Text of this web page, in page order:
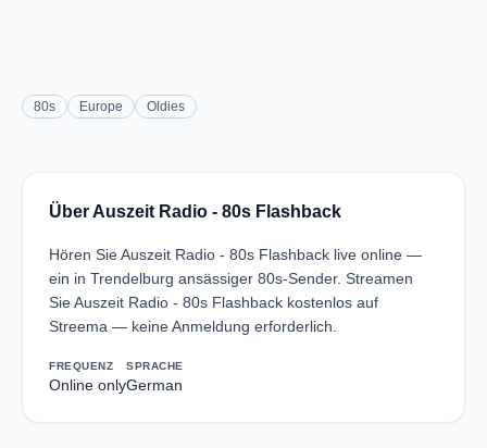
80s Europe Oldies
Über Auszeit Radio - 80s Flashback
Hören Sie Auszeit Radio - 80s Flashback live online —
ein in Trendelburg ansässiger 80s-Sender. Streamen
Sie Auszeit Radio - 80s Flashback kostenlos auf
Streema — keine Anmeldung erforderlich.
FREQUENZ
Online only
SPRACHE
German